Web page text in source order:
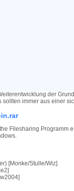
der
immer aus einer
Filesharing Programm
[Monke/Stulle/Wiz]